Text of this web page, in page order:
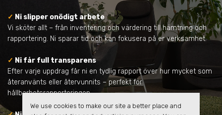
✓ Ni slipper onödigt arbete
Vi sköter allt – från inventering och värdering till hämtning och
rapportering. Ni sparar tid och kan fokusera på er verksamhet.
✓ Ni får full transparens
Efter varje uppdrag får ni en tydlig rapport över hur mycket som
återanvänts eller återvunnits – perfekt för
hållbarhetsrapporteringen.
We use cookies to make our site a better place and